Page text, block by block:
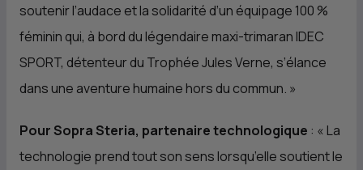
soutenir l’audace et la solidarité d’un équipage 100 %
féminin qui, à bord du légendaire maxi-trimaran IDEC
SPORT, détenteur du Trophée Jules Verne, s’élance
dans une aventure humaine hors du commun. »
Pour Sopra Steria, partenaire technologique : « La
technologie prend tout son sens lorsqu’elle soutient le